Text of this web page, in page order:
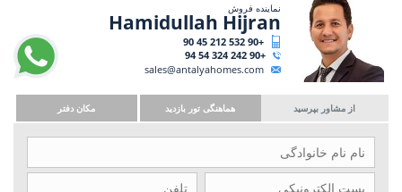
نماینده فروش
Hamidullah Hijran
+90 532 212 45 90
+90 242 324 54 94
sales@antalyahomes.com
از مشاور بپرسید هماهنگی تور بازدید مکان دفتر